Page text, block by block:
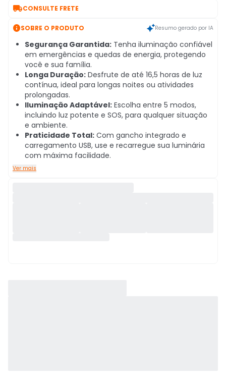
CONSULTE FRETE
SOBRE O PRODUTO Resumo gerado por IA
Segurança Garantida: Tenha iluminação confiável
em emergências e quedas de energia, protegendo
você e sua família.
Longa Duração: Desfrute de até 16,5 horas de luz
contínua, ideal para longas noites ou atividades
prolongadas.
Iluminação Adaptável: Escolha entre 5 modos,
incluindo luz potente e SOS, para qualquer situação
e ambiente.
Praticidade Total: Com gancho integrado e
carregamento USB, use e recarregue sua luminária
com máxima facilidade.
Ver mais